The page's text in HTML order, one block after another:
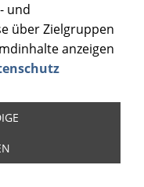
und
über Zielgruppen
anzeigen